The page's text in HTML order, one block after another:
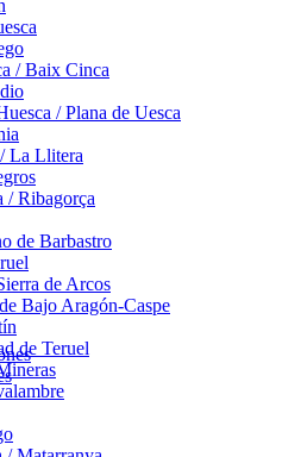
/ Baix Cinca
/ Plana de Uesca
La Llitera
/ Ribagorça
de Barbastro
de Arcos
Bajo Aragón-Caspe
de Teruel